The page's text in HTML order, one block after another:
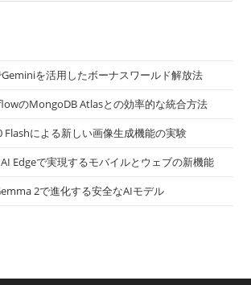
を活用したボーナスワールド解放法
のMongoDB Atlasとの効率的な統合方法
Flashによる新しい画像生成機能の実験
Edgeで実現するモバイルとウェブの新機能
2で進化する安全なAIモデル